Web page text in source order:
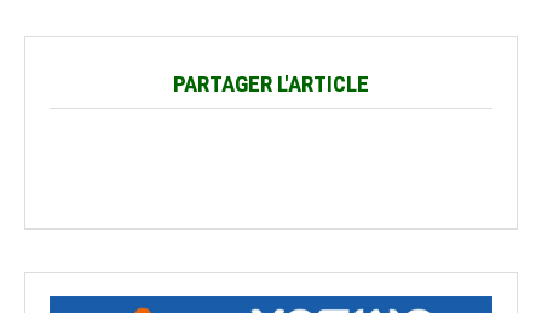
PARTAGER L'ARTICLE